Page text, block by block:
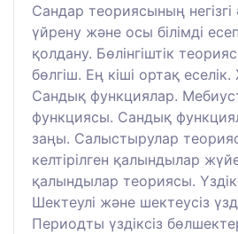
Сандар теориясының негізгі
үйрену және осы білімді
қолдану. Бөлінгіштік
бөлгіш. Ең кіші ортақ
Сандық функциялар.
функциясы. Сандық
заңы. Салыстырулар
келтірілген қалындылар
қалындылар теориясы.
Шектеулі және шектеусіз
Периодты үздіксіз